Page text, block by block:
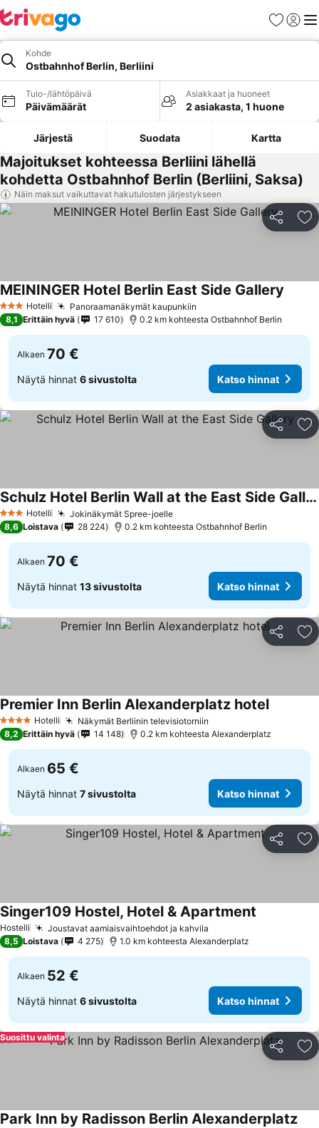
Suosikit
Kohde
Ostbahnhof Berlin, Berliini
Tulo-/lähtöpäivä
Päivämäärät
Asiakkaat ja huoneet
2 asiakasta, 1 huone
Järjestä Suodata Kartta
Majoitukset kohteessa Berliini lähellä
kohdetta Ostbahnhof Berlin (Berliini, Saksa)
Näin maksut vaikuttavat hakutulosten järjestykseen
Jaa
3 Tähtiluokitus
Hotelli Panoraamanäkymät kaupunkiin
MEININGER Hotel Berlin East Side Gallery
8,1 Erittäin hyvä 17 610 0.2 km kohteesta Ostbahnhof Berlin
Alkaen 70 €
Näytä hinnat 6 sivustolta Katso hinnat
Jaa
3 Tähtiluokitus
Hotelli Jokinäkymät Spree-joelle
Schulz Hotel Berlin Wall at the East Side Gallery
8,6 Loistava 28 224 0.2 km kohteesta Ostbahnhof Berlin
Alkaen 70 €
Näytä hinnat 13 sivustolta Katso hinnat
Jaa
4 Tähtiluokitus
Hotelli Näkymät Berliinin televisiotorniin
Premier Inn Berlin Alexanderplatz hotel
8,2 Erittäin hyvä 14 148 0.2 km kohteesta Alexanderplatz
Alkaen 65 €
Näytä hinnat 7 sivustolta Katso hinnat
Jaa
Hostelli Joustavat aamiaisvaihtoehdot ja kahvila
Singer109 Hostel, Hotel & Apartment
8,5 Loistava 4 275 1.0 km kohteesta Alexanderplatz
Alkaen 52 €
Näytä hinnat 6 sivustolta Katso hinnat
Jaa
Suosittu valinta
Park Inn by Radisson Berlin Alexanderplatz